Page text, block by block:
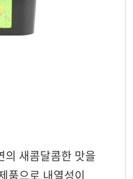
의 새콤달콤한 맛을
품으로 내열성이